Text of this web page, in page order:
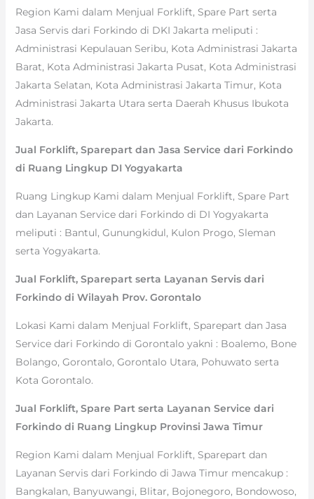
Region Kami dalam Menjual Forklift, Spare Part serta
Jasa Servis dari Forkindo di DKI Jakarta meliputi :
Administrasi Kepulauan Seribu, Kota Administrasi Jakarta
Barat, Kota Administrasi Jakarta Pusat, Kota Administrasi
Jakarta Selatan, Kota Administrasi Jakarta Timur, Kota
Administrasi Jakarta Utara serta Daerah Khusus Ibukota
Jakarta.
Jual Forklift, Sparepart dan Jasa Service dari Forkindo
di Ruang Lingkup DI Yogyakarta
Ruang Lingkup Kami dalam Menjual Forklift, Spare Part
dan Layanan Service dari Forkindo di DI Yogyakarta
meliputi : Bantul, Gunungkidul, Kulon Progo, Sleman
serta Yogyakarta.
Jual Forklift, Sparepart serta Layanan Servis dari
Forkindo di Wilayah Prov. Gorontalo
Lokasi Kami dalam Menjual Forklift, Sparepart dan Jasa
Service dari Forkindo di Gorontalo yakni : Boalemo, Bone
Bolango, Gorontalo, Gorontalo Utara, Pohuwato serta
Kota Gorontalo.
Jual Forklift, Spare Part serta Layanan Service dari
Forkindo di Ruang Lingkup Provinsi Jawa Timur
Region Kami dalam Menjual Forklift, Sparepart dan
Layanan Servis dari Forkindo di Jawa Timur mencakup :
Bangkalan, Banyuwangi, Blitar, Bojonegoro, Bondowoso,